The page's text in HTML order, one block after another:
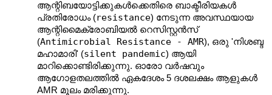
ആന്റിബയോട്ടിക്കുകൾക്കെതിരെ ബാക്ടീരിയകൾ
പ്രതിരോധം (resistance) നേടുന്ന അവസ്ഥയായ
ആന്റിമൈക്രോബിയൽ റെസിസ്റ്റൻസ്
(Antimicrobial Resistance - AMR), ഒരു 'നിശബ്ദ
മഹാമാരി' (silent pandemic) ആയി
മാറിക്കൊണ്ടിരിക്കുന്നു. ഓരോ വർഷവും
ആഗോളതലത്തിൽ ഏകദേശം 5 ദശലക്ഷം ആളുകൾ
AMR മൂലം മരിക്കുന്നു.